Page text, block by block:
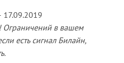
17.09.2019
Ограничений в вашем
есть сигнал Билайн,